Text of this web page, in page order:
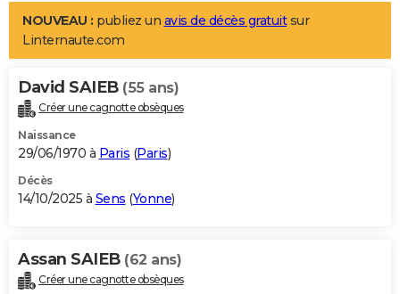
LIFESTYLE
Art de vivre
Bien-être
Loisirs
Mode
Modes de vie
Alimentation
Guide de la santé
Maladies
Médicaments
Sommeil
VOYAGE
Destinations
City break
Voyage nature
Voyage de noces
Forum
Climat
+PHOTO
GUIDES D'ACHAT
BONS PLANS
Carte de Noël
Carte Bonne année
Carte Saint-Valentin
Carte Pâques
Carte d'anniversaire
DICTIONNAIRE
NOUVEAU : publiez un avis de décès gratuitsur
Linternaute.com
David SAIEB (55 ans)
Créer une cagnotte obsèques
Naissance
29/06/1970 à Paris (Paris)
Décès
14/10/2025 à Sens (Yonne)
Assan SAIEB (62 ans)
Créer une cagnotte obsèques